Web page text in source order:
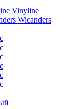
Vinyline
Wicanders